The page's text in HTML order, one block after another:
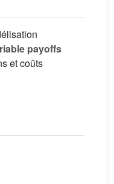
payoffs
et coûts